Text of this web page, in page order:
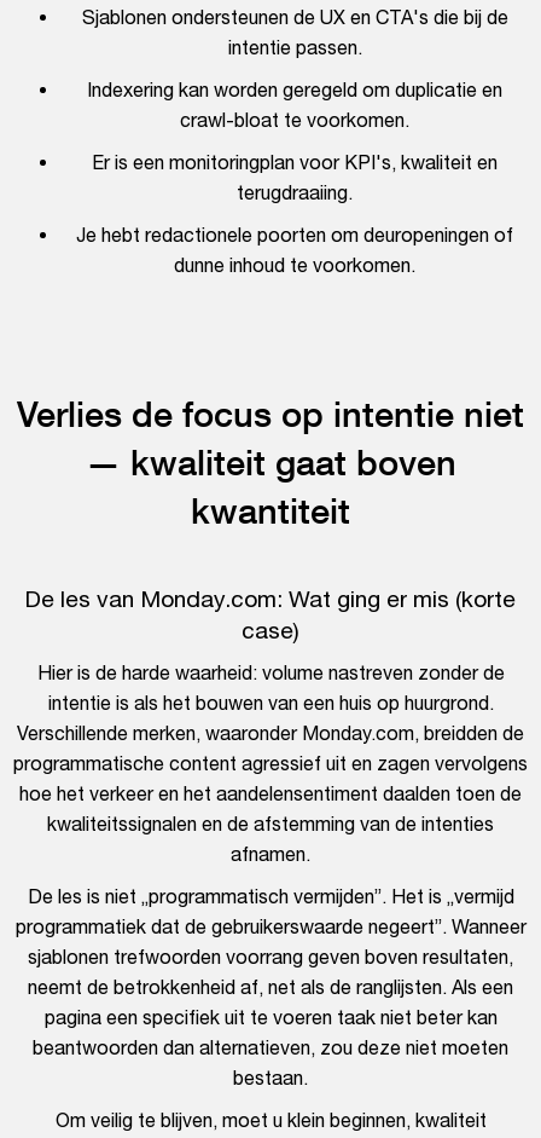
Sjablonen ondersteunen de UX en CTA's die bij de
intentie passen.
Indexering kan worden geregeld om duplicatie en
crawl-bloat te voorkomen.
Er is een monitoringplan voor KPI's, kwaliteit en
terugdraaiing.
Je hebt redactionele poorten om deuropeningen of
dunne inhoud te voorkomen.
Verlies de focus op intentie niet
— kwaliteit gaat boven
kwantiteit
De les van Monday.com: Wat ging er mis (korte
case)
Hier is de harde waarheid: volume nastreven zonder de
intentie is als het bouwen van een huis op huurgrond.
Verschillende merken, waaronder Monday.com, breidden de
programmatische content agressief uit en zagen vervolgens
hoe het verkeer en het aandelensentiment daalden toen de
kwaliteitssignalen en de afstemming van de intenties
afnamen.
De les is niet „programmatisch vermijden”. Het is „vermijd
programmatiek dat de gebruikerswaarde negeert”. Wanneer
sjablonen trefwoorden voorrang geven boven resultaten,
neemt de betrokkenheid af, net als de ranglijsten. Als een
pagina een specifiek uit te voeren taak niet beter kan
beantwoorden dan alternatieven, zou deze niet moeten
bestaan.
Om veilig te blijven, moet u klein beginnen, kwaliteit